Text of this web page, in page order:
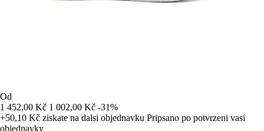
Od
1 452,00 Kč 1 002,00 Kč -31%
+50,10 Kč ziskate na dalsi objednavku Pripsano po potvrzeni vasi
objednavky